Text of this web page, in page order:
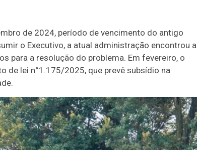
de 2024, período de vencimento do antigo
o Executivo, a atual administração encontrou a
para a resolução do problema. Em fevereiro, o
de lei n°1.175/2025, que prevê subsídio na
Duplasena
Concurso 2992 (05/08/26)